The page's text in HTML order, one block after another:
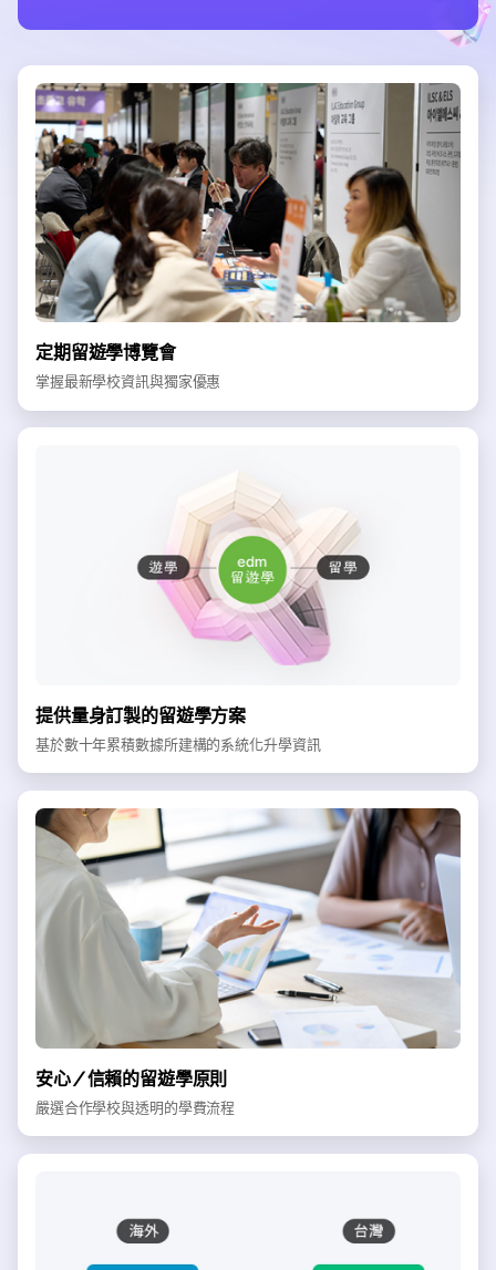
定期留遊學博覽會
掌握最新學校資訊與獨家優惠
提供量身訂製的留遊學方案
基於數十年累積數據所建構的系統化升學資訊
安心／信賴的留遊學原則
嚴選合作學校與透明的學費流程